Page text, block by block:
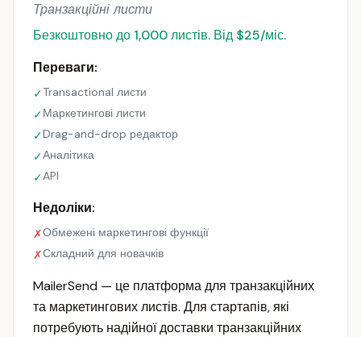
Транзакційні листи
Безкоштовно до 1,000 листів. Від $25/міс.
Переваги:
✓Transactional листи
✓Маркетингові листи
✓Drag-and-drop редактор
✓Аналітика
✓API
Недоліки:
✗Обмежені маркетингові функції
✗Складний для новачків
MailerSend — це платформа для транзакційних
та маркетингових листів. Для стартапів, які
потребують надійної доставки транзакційних